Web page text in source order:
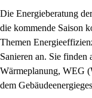
Die Energieberatung
die kommende Saison
Themen
Sanieren an. Sie finden
Wärmeplanung, WEG
dem